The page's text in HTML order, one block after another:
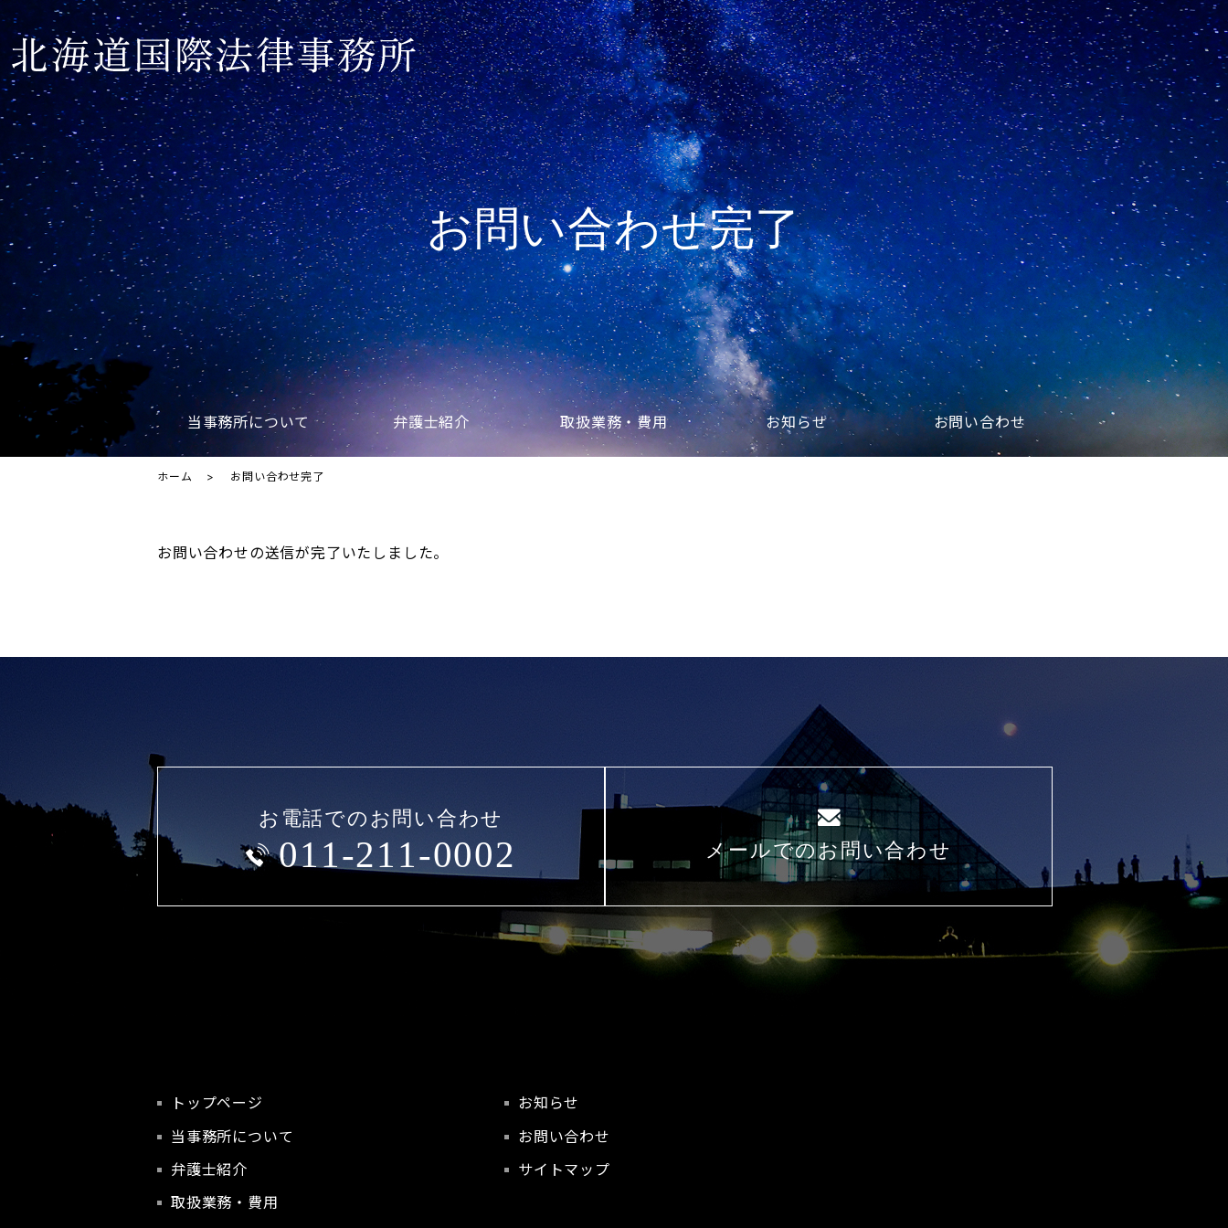
お問い合わせ完了
当事務所について 弁護士紹介 取扱業務・費用 お知らせ お問い合わせ
ホーム お問い合わせ完了
お問い合わせの送信が完了いたしました。
お電話でのお問い合わせ
011-211-0002 メールでのお問い合わせ
トップページ
当事務所について
弁護士紹介
取扱業務・費用
お知らせ
お問い合わせ
サイトマップ